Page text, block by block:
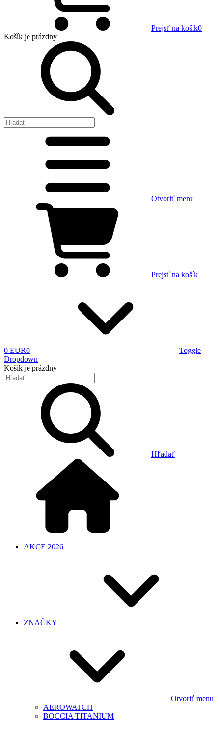
Prejsť na košík0
Košík je prázdny
Otvoriť menu
Prejsť na košík
0 EUR0
Toggle
Dropdown
Košík je prázdny
Hľadať
AKCE 2026
ZNAČKY
Otvoriť menu
AEROWATCH
BOCCIA TITANIUM